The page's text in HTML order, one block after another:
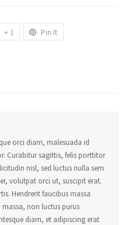
+ 1 Pin It
orci diam, malesuada id
Curabitur sagittis, felis porttitor
nisl, sed luctus nulla sem
volutpat orci ut, suscipit erat.
Hendrerit faucibus massa
non luctus purus
diam, et adipiscing erat